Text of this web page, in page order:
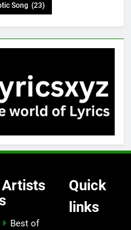
Song (23)
Artists
Best of
Quick
links